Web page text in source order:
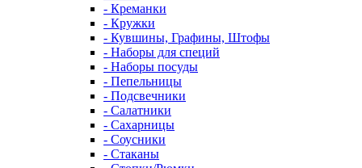
- Креманки
- Кружки
- Кувшины, Графины, Штофы
- Наборы для специй
- Наборы посуды
- Пепельницы
- Подсвечники
- Салатники
- Сахарницы
- Соусники
- Стаканы